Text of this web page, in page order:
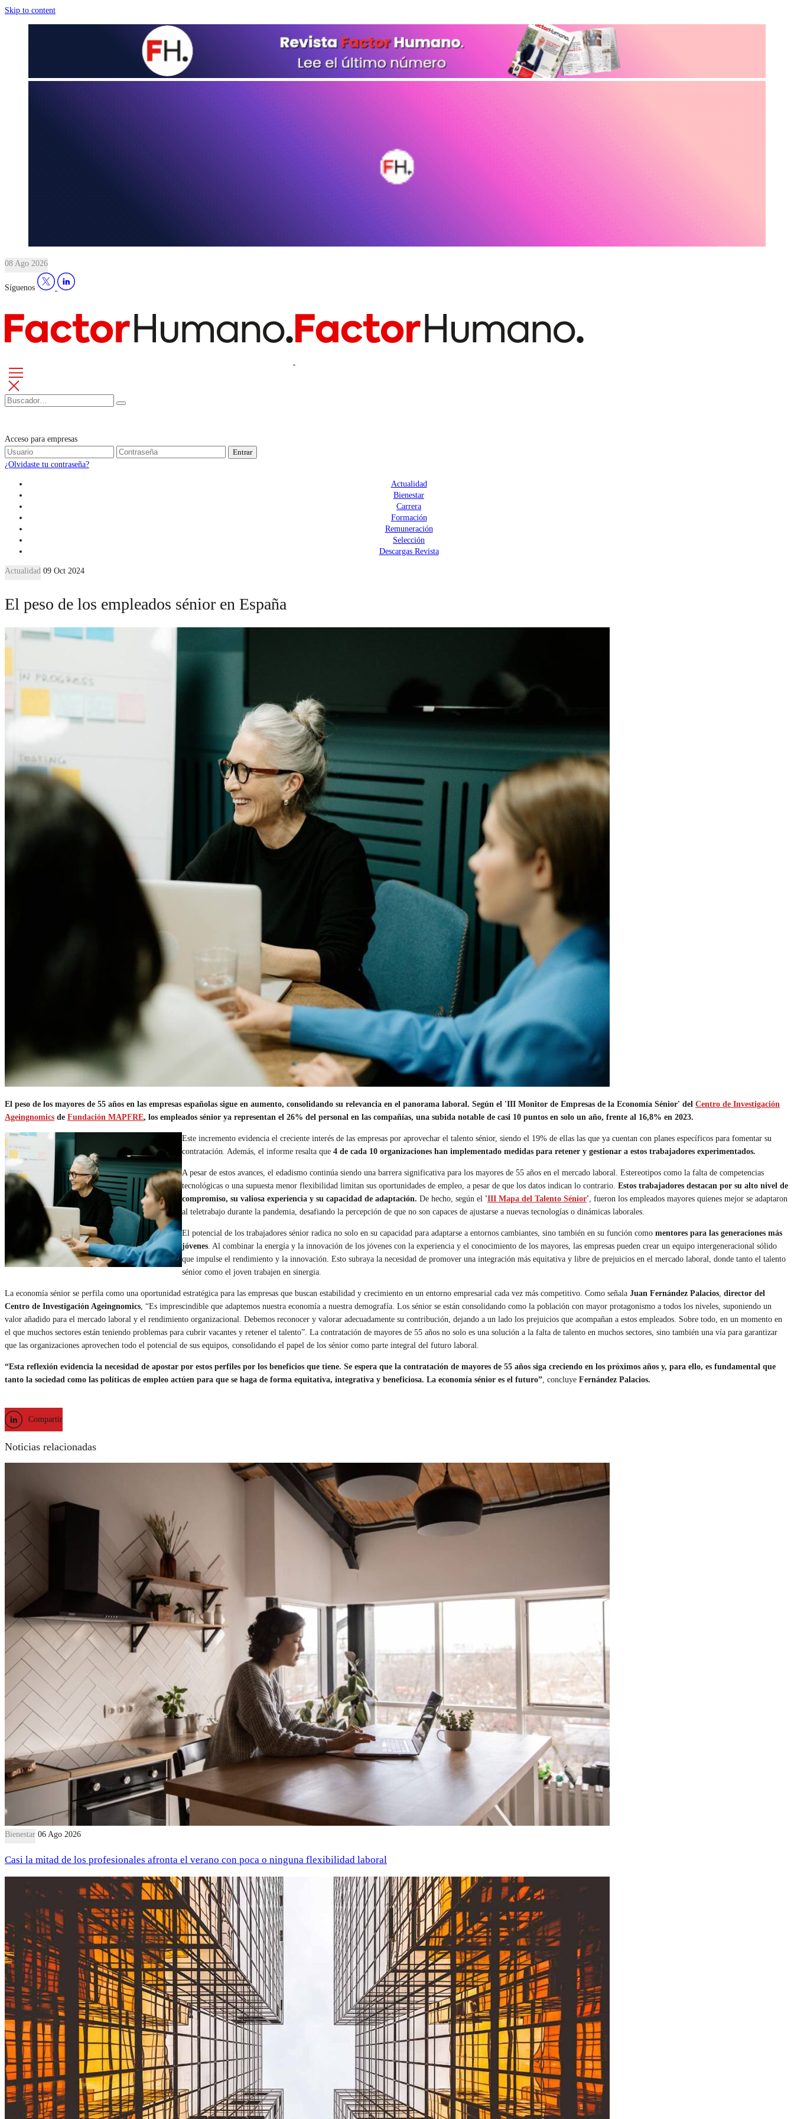
Skip to content
08 Ago 2026
Síguenos
Acceso para empresas
Entrar
¿Olvidaste tu contraseña?
Actualidad
Bienestar
Carrera
Formación
Remuneración
Selección
Descargas Revista
Actualidad 09 Oct 2024
El peso de los empleados sénior en España
El peso de los mayores de 55 años en las empresas españolas sigue en aumento, consolidando su relevancia en el panorama laboral. Según el 'III Monitor de Empresas de la Economía Sénior' del Centro de Investigación
Ageingnomics de Fundación MAPFRE, los empleados sénior ya representan el 26% del personal en las compañías, una subida notable de casi 10 puntos en solo un año, frente al 16,8% en 2023.
Este incremento evidencia el creciente interés de las empresas por aprovechar el talento sénior, siendo el 19% de ellas las que ya cuentan con planes específicos para fomentar su
contratación. Además, el informe resalta que 4 de cada 10 organizaciones han implementado medidas para retener y gestionar a estos trabajadores experimentados.
A pesar de estos avances, el edadismo continúa siendo una barrera significativa para los mayores de 55 años en el mercado laboral. Estereotipos como la falta de competencias
tecnológicas o una supuesta menor flexibilidad limitan sus oportunidades de empleo, a pesar de que los datos indican lo contrario. Estos trabajadores destacan por su alto nivel de
compromiso, su valiosa experiencia y su capacidad de adaptación. De hecho, según el 'III Mapa del Talento Sénior' , fueron los empleados mayores quienes mejor se adaptaron
al teletrabajo durante la pandemia, desafiando la percepción de que no son capaces de ajustarse a nuevas tecnologías o dinámicas laborales.
El potencial de los trabajadores sénior radica no solo en su capacidad para adaptarse a entornos cambiantes, sino también en su función como mentores para las generaciones más
jóvenes . Al combinar la energía y la innovación de los jóvenes con la experiencia y el conocimiento de los mayores, las empresas pueden crear un equipo intergeneracional sólido
que impulse el rendimiento y la innovación. Esto subraya la necesidad de promover una integración más equitativa y libre de prejuicios en el mercado laboral, donde tanto el talento
sénior como el joven trabajen en sinergia.
La economía sénior se perfila como una oportunidad estratégica para las empresas que buscan estabilidad y crecimiento en un entorno empresarial cada vez más competitivo. Como señala Juan Fernández Palacios director del
Centro de Investigación Ageingnomics , “Es imprescindible que adaptemos nuestra economía a nuestra demografía. Los sénior se están consolidando como la población con mayor protagonismo a todos los niveles, suponiendo un
valor añadido para el mercado laboral y el rendimiento organizacional. Debemos reconocer y valorar adecuadamente su contribución, dejando a un lado los prejuicios que acompañan a estos empleados. Sobre todo, en un momento en
el que muchos sectores están teniendo problemas para cubrir vacantes y retener el talento”. La contratación de mayores de 55 años no solo es una solución a la falta de talento en muchos sectores, sino también una vía para garantizar
que las organizaciones aprovechen todo el potencial de sus equipos, consolidando el papel de los sénior como parte integral del futuro laboral.
“Esta reflexión evidencia la necesidad de apostar por estos perfiles por los beneficios que tiene. Se espera que la contratación de mayores de 55 años siga creciendo en los próximos años y, para ello, es fundamental que
tanto la sociedad como las políticas de empleo actúen para que se haga de forma equitativa, integrativa y beneficiosa. La economía sénior es el futuro” , concluye Fernández Palacios.
Compartir
Noticias relacionadas
Bienestar 06 Ago 2026
Casi la mitad de los profesionales afronta el verano con poca o ninguna flexibilidad laboral